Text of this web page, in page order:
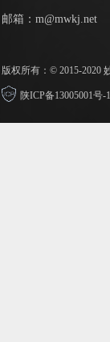
邮箱：m@mwkj.net
版权所有：© 2015-2020
陕ICP备13005001号-1